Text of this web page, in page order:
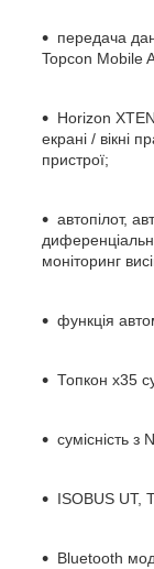
передача
Topcon Mobile
Horizon
екрані / вікні
пристрої;
автопілот,
моніторинг
функція
Топкон x35
сумісність з
ISOBUS UT,
Bluetooth